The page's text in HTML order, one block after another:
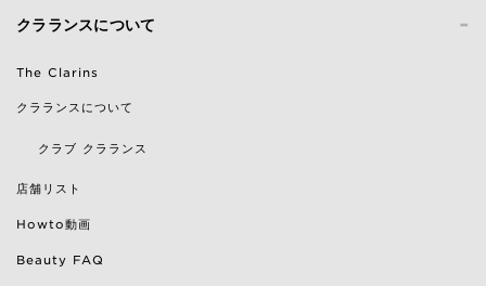
-
クラランスについて
The Clarins
クラランスについて
クラブ クラランス
店舗リスト
Howto動画
Beauty FAQ